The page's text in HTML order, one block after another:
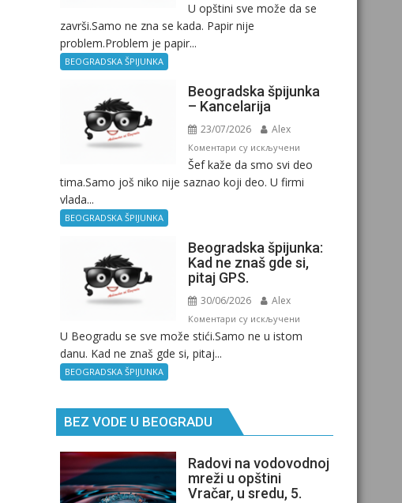
Beogradska
U opštini sve može da se
završi.Samo ne zna se kada. Papir nije
problem.Problem je papir...
BEOGRADSKA ŠPIJUNKA
Beogradska špijunka
– Kancelarija
23/07/2026 Alex
Коментари су искљученина
Beogradska
špijunka
Šef kaže da smo svi deo
tima.Samo još niko nije saznao koji deo. U firmi
vlada...
BEOGRADSKA ŠPIJUNKA
Beogradska špijunka:
Kad ne znaš gde si,
pitaj GPS.
30/06/2026 Alex
Коментари су искљученина
Beogradska
si,
pitaj
U Beogradu se sve može stići.Samo ne u istom
danu. Kad ne znaš gde si, pitaj...
BEOGRADSKA ŠPIJUNKA
BEZ VODE U BEOGRADU
Radovi na vodovodnoj
mreži u opštini
Vračar, u sredu, 5.